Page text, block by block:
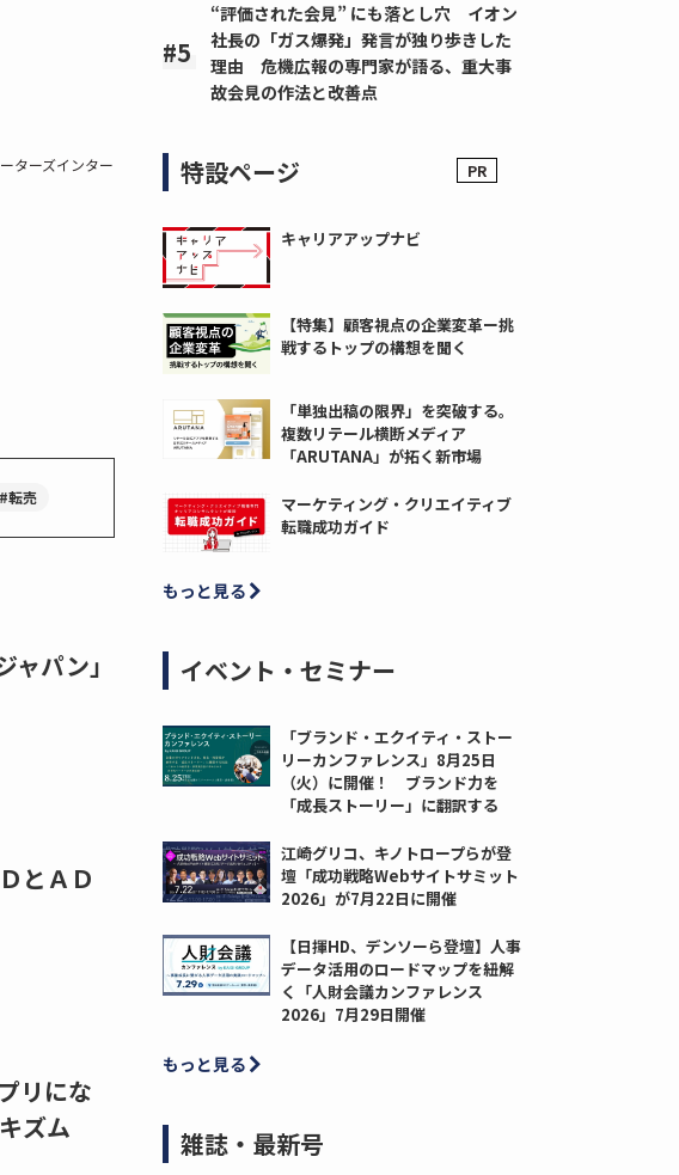
ターズインター
#転売
パン」
とＡＤ
リにな
ズム
“評価された会見” にも落とし穴 イオン
社長の「ガス爆発」発言が独り歩きした
理由 危機広報の専門家が語る、重大事
故会見の作法と改善点
特設ページ
キャリアアップナビ
【特集】顧客視点の企業変革ー挑
戦するトップの構想を聞く
「単独出稿の限界」を突破する。
複数リテール横断メディア
「ARUTANA」が拓く新市場
マーケティング・クリエイティブ
転職成功ガイド
もっと見る
イベント・セミナー
「ブランド・エクイティ・ストー
リーカンファレンス」8月25日
（火）に開催！ ブランド力を
「成長ストーリー」に翻訳する
江崎グリコ、キノトロープらが登
壇「成功戦略Webサイトサミット
2026」が7月22日に開催
【日揮HD、デンソーら登壇】人事
データ活用のロードマップを紐解
く「人財会議カンファレンス
2026」7月29日開催
もっと見る
雑誌・最新号